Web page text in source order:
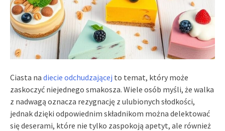
Ciasta na diecie odchudzającej to temat, który może
zaskoczyć niejednego smakosza. Wiele osób myśli, że walka
z nadwagą oznacza rezygnację z ulubionych słodkości,
jednak dzięki odpowiednim składnikom można delektować
się deserami, które nie tylko zaspokoją apetyt, ale również